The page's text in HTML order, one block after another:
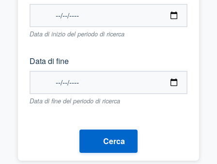
Data di inizio del periodo di ricerca
Data di fine
Data di fine del periodo di ricerca
Cerca